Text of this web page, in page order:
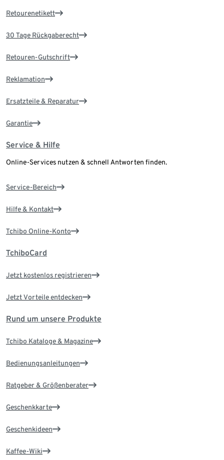
Retourenetikett
30 Tage Rückgaberecht
Retouren-Gutschrift
Reklamation
Ersatzteile & Reparatur
Garantie
Service & Hilfe
Online-Services nutzen & schnell Antworten finden.
Service-Bereich
Hilfe & Kontakt
Tchibo Online-Konto
TchiboCard
Jetzt kostenlos registrieren
Jetzt Vorteile entdecken
Rund um unsere Produkte
Tchibo Kataloge & Magazine
Bedienungsanleitungen
Ratgeber & Größenberater
Geschenkkarte
Geschenkideen
Kaffee-Wiki